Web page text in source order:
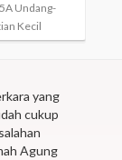
Undang-
Kecil
yang
cukup
Agung